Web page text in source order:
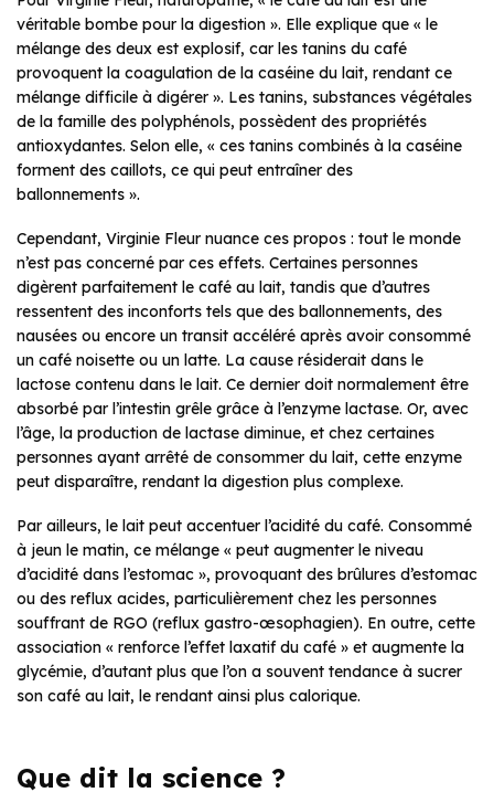
véritable bombe pour la digestion ». Elle explique que « le
mélange des deux est explosif, car les tanins du café
provoquent la coagulation de la caséine du lait, rendant ce
mélange difficile à digérer ». Les tanins, substances végétales
de la famille des polyphénols, possèdent des propriétés
antioxydantes. Selon elle, « ces tanins combinés à la caséine
forment des caillots, ce qui peut entraîner des
ballonnements ».
Cependant, Virginie Fleur nuance ces propos : tout le monde
n’est pas concerné par ces effets. Certaines personnes
digèrent parfaitement le café au lait, tandis que d’autres
ressentent des inconforts tels que des ballonnements, des
nausées ou encore un transit accéléré après avoir consommé
un café noisette ou un latte. La cause résiderait dans le
lactose contenu dans le lait. Ce dernier doit normalement être
absorbé par l’intestin grêle grâce à l’enzyme lactase. Or, avec
l’âge, la production de lactase diminue, et chez certaines
personnes ayant arrêté de consommer du lait, cette enzyme
peut disparaître, rendant la digestion plus complexe.
Par ailleurs, le lait peut accentuer l’acidité du café. Consommé
à jeun le matin, ce mélange « peut augmenter le niveau
d’acidité dans l’estomac », provoquant des brûlures d’estomac
ou des reflux acides, particulièrement chez les personnes
souffrant de RGO (reflux gastro-œsophagien). En outre, cette
association « renforce l’effet laxatif du café » et augmente la
glycémie, d’autant plus que l’on a souvent tendance à sucrer
son café au lait, le rendant ainsi plus calorique.
Que dit la science ?